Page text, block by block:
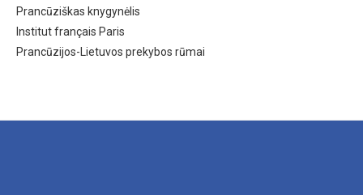
Prancūziškas knygynėlis
Institut français Paris
Prancūzijos-Lietuvos prekybos rūmai